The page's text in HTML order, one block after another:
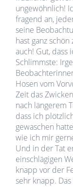
ungewöhnlich!
fragend an,
seine
hast ganz
auch! Gut, dass
Schlimmste:
Hosen vom
Zeit das
nach längerem
dass ich
gewaschen
wie ich mir
Und in der Tat
einschlägigen
knapp vor der
sehr knapp.